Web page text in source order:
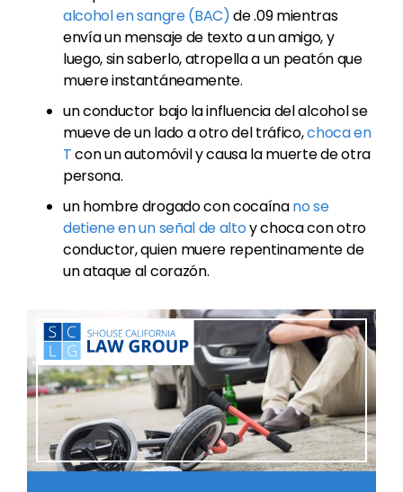
alcohol en sangre (BAC)de .09 mientras
envía un mensaje de texto a un amigo, y
luego, sin saberlo, atropella a un peatón que
muere instantáneamente.
un conductor bajo la influencia del alcohol se
mueve de un lado a otro del tráfico,choca en
Tcon un automóvil y causa la muerte de otra
persona.
un hombre drogado con cocaínano se
detiene en un señal de altoy choca con otro
conductor, quien muere repentinamente de
un ataque al corazón.